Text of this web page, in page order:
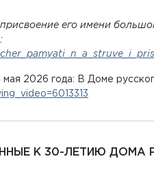
его имени
мая 2026 года: В Доме
К 30-ЛЕТИЮ ДОМА